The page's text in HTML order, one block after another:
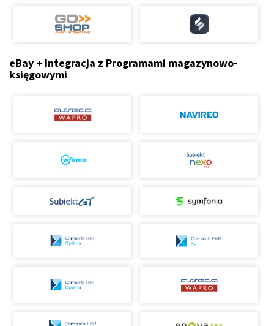
eBay + Integracja z Programami magazynowo-
księgowymi